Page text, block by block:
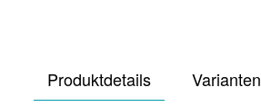
Produktdetails